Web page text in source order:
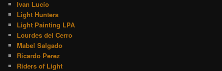
Ivan Lucío
Light Hunters
Light Painting LPA
Lourdes del Cerro
Mabel Salgado
Ricardo Perez
Riders of Light